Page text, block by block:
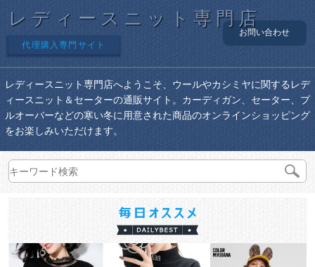
レディースニット専門店
代理購入専門サイト
お問い合わせ
レディースニット専門店へようこそ、ウールやカシミヤに関するレデ
ィースニット＆セーターの通販サイト。カーディガン、セーター、プ
ルオーバーなどの寒い冬に用意された商品のオンラインショッピング
をお楽しみいただけます。